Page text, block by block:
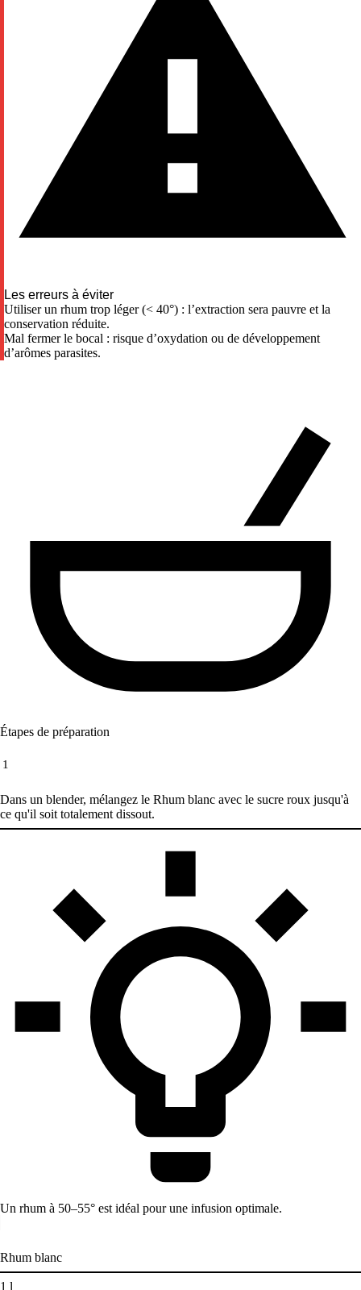
Les erreurs à éviter
Utiliser un rhum trop léger (< 40°) : l’extraction sera pauvre et la
conservation réduite.
Mal fermer le bocal : risque d’oxydation ou de développement
d’arômes parasites.
Étapes de préparation
1
Dans un blender, mélangez le Rhum blanc avec le sucre roux jusqu'à
ce qu'il soit totalement dissout.
Un rhum à 50–55° est idéal pour une infusion optimale.
Rhum blanc
1 l